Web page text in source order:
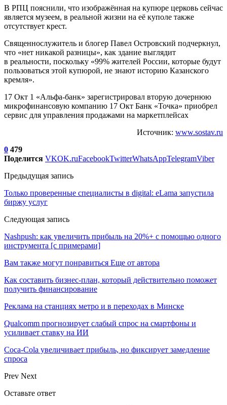
В РПЦ пояснили, что изображённая на купюре церковь сейчас
является музеем, в реальной жизни на её куполе также
отсутствует крест.
Священнослужитель и блогер Павел Островский подчеркнул,
что «нет никакой разницы», как здание выглядит
в реальности, поскольку «99% жителей России, которые будут
пользоваться этой купюрой, не знают историю Казанского
кремля».
17 Окт 1 «Альфа-банк» зарегистрировал вторую дочернюю
микрофинансовую компанию 17 Окт Банк «Точка» приобрел
сервис для управления продажами на маркетплейсах
Источник: www.sostav.ru
0 479
Поделится VKOK.ruFacebookTwitterWhatsAppTelegramViber
Предыдущая запись
Только проверенные специалисты в digital: eLama запустила
биржу услуг
Следующая запись
Nashpush: как увеличить прибыль на 20%+ с помощью одного
инструмента [с примерами]
Вам также могут понравиться Еще от автора
Как составить бизнес-план, который действительно поможет
получить финансирование
Реклама на станциях метро и в переходах в Минске
Qualcomm прогнозирует слабый спрос на смартфоны и
усиливает ставку на ИИ
Coca-Cola увеличивает прибыль, но фиксирует замедление
спроса
Prev Next
Оставьте ответ